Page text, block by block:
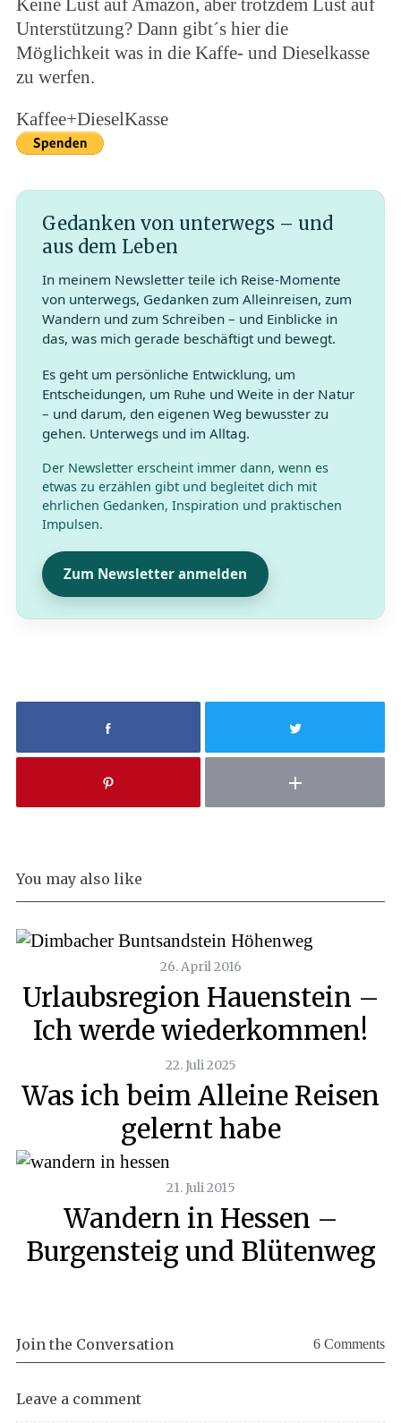
Keine Lust auf Amazon, aber trotzdem Lust auf
Unterstützung? Dann gibt´s hier die
Möglichkeit was in die Kaffe- und Dieselkasse
zu werfen.
Kaffee+DieselKasse
Gedanken von unterwegs – und
aus dem Leben
In meinem Newsletter teile ich Reise-Momente
von unterwegs, Gedanken zum Alleinreisen, zum
Wandern und zum Schreiben – und Einblicke in
das, was mich gerade beschäftigt und bewegt.
Es geht um persönliche Entwicklung, um
Entscheidungen, um Ruhe und Weite in der Natur
– und darum, den eigenen Weg bewusster zu
gehen. Unterwegs und im Alltag.
Der Newsletter erscheint immer dann, wenn es
etwas zu erzählen gibt und begleitet dich mit
ehrlichen Gedanken, Inspiration und praktischen
Impulsen.
Zum Newsletter anmelden
You may also like
26. April 2016
Urlaubsregion Hauenstein –
Ich werde wiederkommen!
22. Juli 2025
Was ich beim Alleine Reisen
gelernt habe
21. Juli 2015
Wandern in Hessen –
Burgensteig und Blütenweg
Join the Conversation 6 Comments
Leave a comment